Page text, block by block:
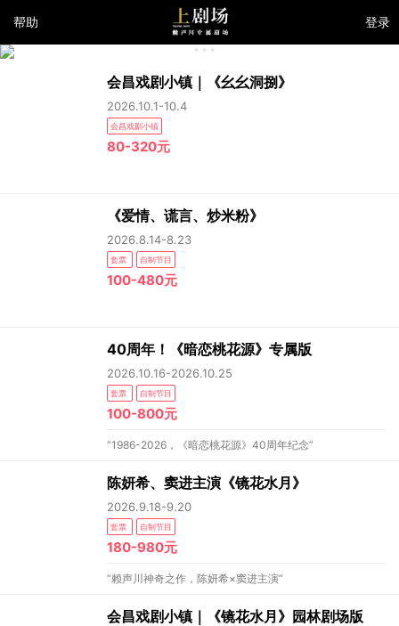
帮助 登录
会昌戏剧小镇｜《幺幺洞捌》
2026.10.1-10.4
会昌戏剧小镇
80-320元
《爱情、谎言、炒米粉》
2026.8.14-8.23
套票 自制节目
100-480元
40周年！《暗恋桃花源》专属版
2026.10.16-2026.10.25
套票 自制节目
100-800元
“1986-2026，《暗恋桃花源》40周年纪念”
陈妍希、窦进主演《镜花水月》
2026.9.18-9.20
套票 自制节目
180-980元
“赖声川神奇之作，陈妍希×窦进主演”
会昌戏剧小镇｜《镜花水月》园林剧场版